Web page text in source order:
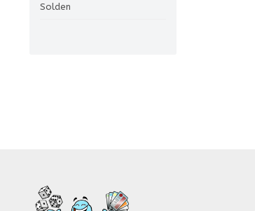
Solden